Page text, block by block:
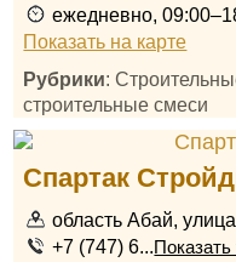
ежедневно,
Показать на карте
Рубрики:
строительные смеси
Спартак
область Абай,
+7 (747) 6...